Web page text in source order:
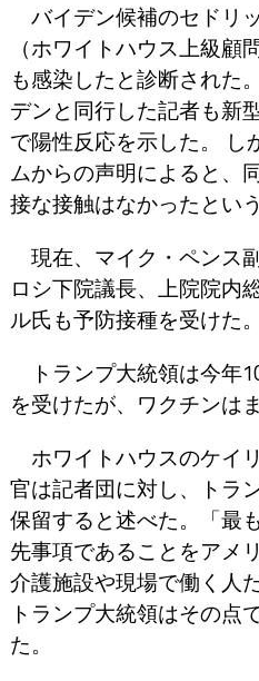
バイデン候補のセドリ
（ホワイトハウス上級顧
も感染したと診断された
デンと同行した記者も新
で陽性反応を示した。 し
ムからの声明によると、
接な接触はなかったという
現在、マイク・ペンス
ロシ下院議長、上院院内
ル氏も予防接種を受けた。
トランプ大統領は今年
を受けたが、ワクチンは
ホワイトハウスのケイ
官は記者団に対し、トラ
保留すると述べた。「最
先事項であることをアメ
介護施設や現場で働く人
トランプ大統領はその点
た。